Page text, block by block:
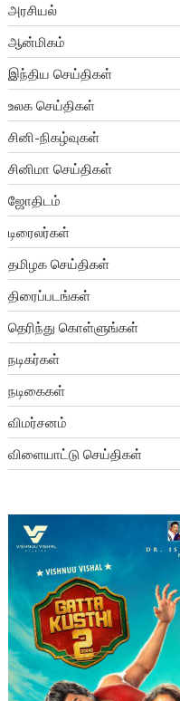
அரசியல்
ஆன்மிகம்
இந்திய செய்திகள்
உலக செய்திகள்
சினி-நிகழ்வுகள்
சினிமா செய்திகள்
ஜோதிடம்
டிரைலர்கள்
தமிழக செய்திகள்
திரைப்படங்கள்
தெரிந்து கொள்ளுங்கள்
நடிகர்கள்
நடிகைகள்
விமர்சனம்
விளையாட்டு செய்திகள்